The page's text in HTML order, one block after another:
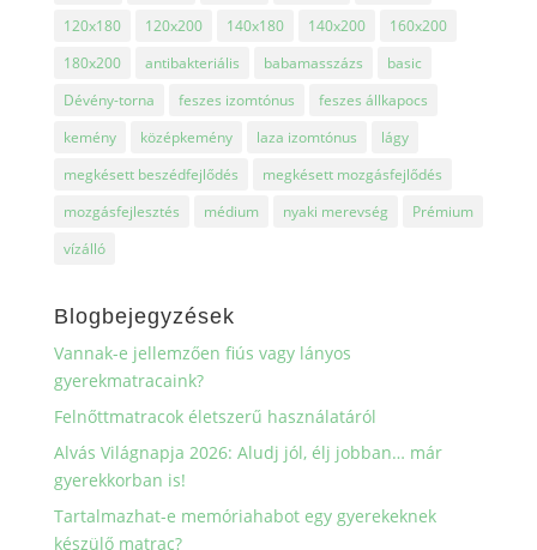
120x180
120x200 140x180 140x200
160x200
180x200
antibakteriális babamasszázs
basic
Dévény-torna
feszes izomtónus
feszes állkapocs
kemény
középkemény laza izomtónus
lágy
megkésett beszédfejlődés
megkésett mozgásfejlődés
mozgásfejlesztés
médium nyaki merevség
Prémium
vízálló
Blogbejegyzések
Vannak-e jellemzően fiús vagy lányos
gyerekmatracaink?
Felnőttmatracok életszerű használatáról
Alvás Világnapja 2026: Aludj jól, élj jobban… már
gyerekkorban is!
Tartalmazhat-e memóriahabot egy gyerekeknek
készülő matrac?